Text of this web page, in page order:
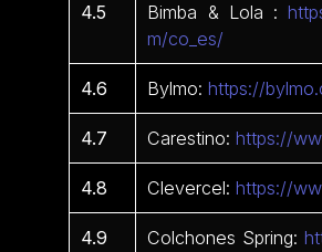
4.5 Bimba & Lola :
m/co_es/
4.6 Bylmo:https://
4.7 Carestino:https://
4.8 Clevercel:https://
4.9 Colchones Spring: